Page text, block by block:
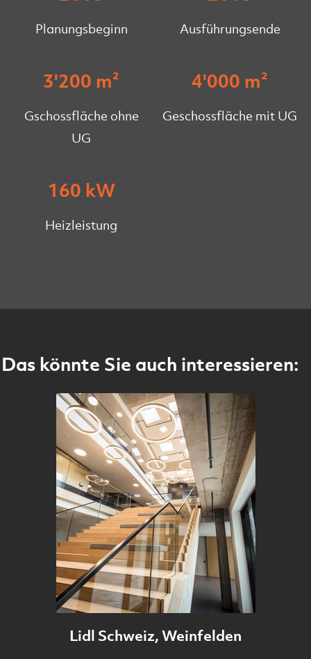
Planungsbeginn Ausführungsende
3'200 m²
Gschossfläche ohne
UG
4'000 m²
Geschossfläche mit UG
160 kW
Heizleistung
Das könnte Sie auch interessieren:
Lidl Schweiz, Weinfelden